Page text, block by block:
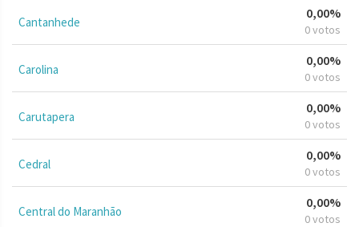
Cantanhede
0,00%
0 votos
Carolina
0,00%
0 votos
Carutapera
0,00%
0 votos
Cedral
0,00%
0 votos
Central do Maranhão
0,00%
0 votos